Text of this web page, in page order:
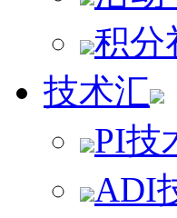
积分
技术汇
PI技
ADI